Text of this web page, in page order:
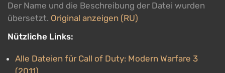
Der Name und die Beschreibung der Datei wurden
übersetzt. Original anzeigen (RU)
Nützliche Links:
Alle Dateien für Call of Duty: Modern Warfare 3
(2011)